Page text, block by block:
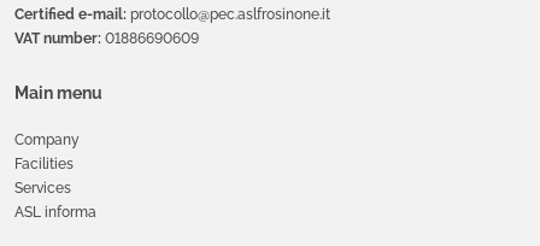
Certified e-mail: protocollo@pec.aslfrosinone.it
VAT number: 01886690609
Main menu
Company
Facilities
Services
ASL informa